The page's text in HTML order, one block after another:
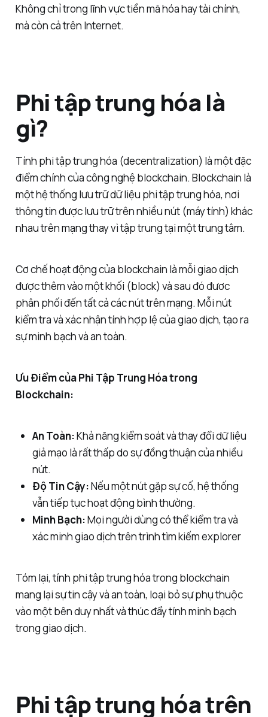
Không chỉ trong lĩnh vực tiền mã hóa hay tài chính,
mà còn cả trên Internet.
Phi tập trung hóa là
gì?
Tính phi tập trung hóa (decentralization) là một đặc
điểm chính của công nghệ blockchain. Blockchain là
một hệ thống lưu trữ dữ liệu phi tập trung hóa, nơi
thông tin được lưu trữ trên nhiều nút (máy tính) khác
nhau trên mạng thay vì tập trung tại một trung tâm.
Cơ chế hoạt động của blockchain là mỗi giao dịch
được thêm vào một khối (block) và sau đó đươc
phân phối đến tất cả các nút trên mạng. Mỗi nút
kiểm tra và xác nhận tính hợp lệ của giao dịch, tạo ra
sự minh bạch và an toàn.
Ưu Điểm của Phi Tập Trung Hóa trong
Blockchain:
An Toàn:Khả năng kiểm soát và thay đổi dữ liệu
giả mạo là rất thấp do sự đồng thuận của nhiều
nút.
Độ Tin Cậy:Nếu một nút gặp sự cố, hệ thống
vẫn tiếp tục hoạt động bình thường.
Minh Bạch:Mọi người dùng có thể kiểm tra và
xác minh giao dịch trên trình tìm kiếm explorer
Tóm lại, tính phi tập trung hóa trong blockchain
mang lại sự tin cậy và an toàn, loại bỏ sự phụ thuộc
vào một bên duy nhất và thúc đẩy tính minh bạch
trong giao dịch.
Phi tập trung hóa trên